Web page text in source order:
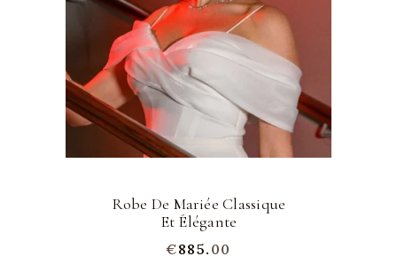
Robe De Mariée Classique
Et Élégante
€885. 00